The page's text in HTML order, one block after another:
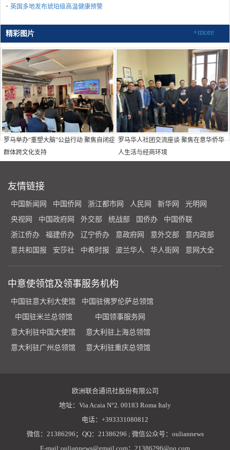
· 英国多地发布琥珀级高温健康预警
精彩图片 +more
罗马举办“重塑大脑”公益行动 聚焦自闭症
群体跨文化支持
罗马华人社团交流座谈 聚焦在意华侨华
人生活与经商环境
友情链接
中国新闻网 中国侨网 浙江都市网 人民网 新华网
光明网
央视网
中国政府网 外交部 统战部 国侨办
中国侨联
浙江侨办
福建侨办 辽宁侨办 意政府网 意外交部
意内政部
意共和国报
安莎社 中希时报 波兰华人 华人街网 意网大全
中意使领馆及领事服务机构
中国驻意大利大使馆
中国驻佛罗伦萨总领馆
中国驻米兰总领馆
中国领事服务网
意大利驻中国大使馆
意大利驻上海总领馆
意大利驻广州总领馆
意大利驻重庆总领馆
欧洲联合通讯社股份有限公司
地址：Via Acaia N°2. 00183 Roma Italy
电话：+393331080812
微信：21386296；QQ：21386296 ; 微信公众号：ouliannews
E-mail:ouliannews@gmail.com；21386296@qq.com